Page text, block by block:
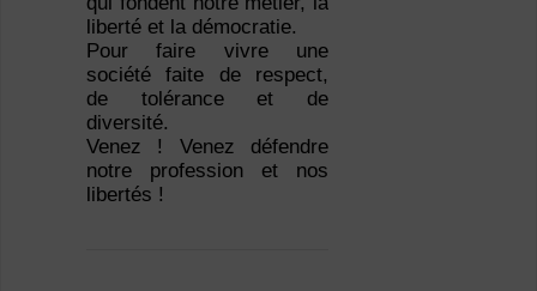
liberté et la démocratie.
Pour faire vivre une
société faite de respect,
de tolérance et de
diversité.
Venez ! Venez défendre
notre profession et nos
libertés !